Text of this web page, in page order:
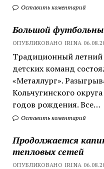
Оставить коментарий
Большой
ОПУБЛИКОВАНО IRINA
Традиционный летний
детских команд
«Металлург».
Кольчугинского
годов рождения. Все…
Оставить коментарий
Продолжается
тепловых сетей
ОПУБЛИКОВАНО IRINA